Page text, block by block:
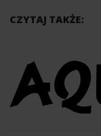
CZYTAJ TAKŻE: